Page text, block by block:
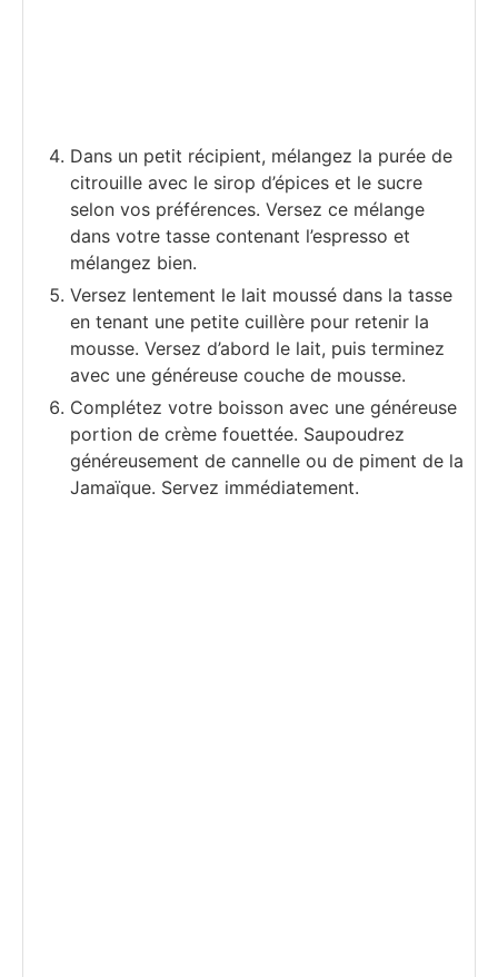
Dans un petit récipient, mélangez la purée de
citrouille avec le sirop d’épices et le sucre
selon vos préférences. Versez ce mélange
dans votre tasse contenant l’espresso et
mélangez bien.
Versez lentement le lait moussé dans la tasse
en tenant une petite cuillère pour retenir la
mousse. Versez d’abord le lait, puis terminez
avec une généreuse couche de mousse.
Complétez votre boisson avec une généreuse
portion de crème fouettée. Saupoudrez
généreusement de cannelle ou de piment de la
Jamaïque. Servez immédiatement.